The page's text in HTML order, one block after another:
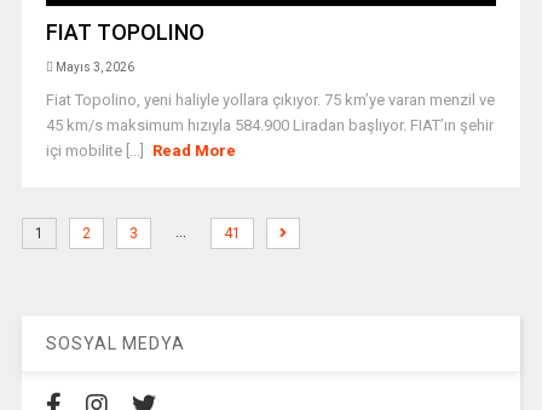
FIAT TOPOLINO
Mayıs 3, 2026
Fiat Topolino, yeni haliyle yollara çıkıyor. 75 km’ye varan menzil ve
45 km/s maksimum hızıyla 584.900 Liradan başlıyor. FIAT’ın şehir
içi mobilite [...]
Read More
1 2 3 … 41
SOSYAL MEDYA